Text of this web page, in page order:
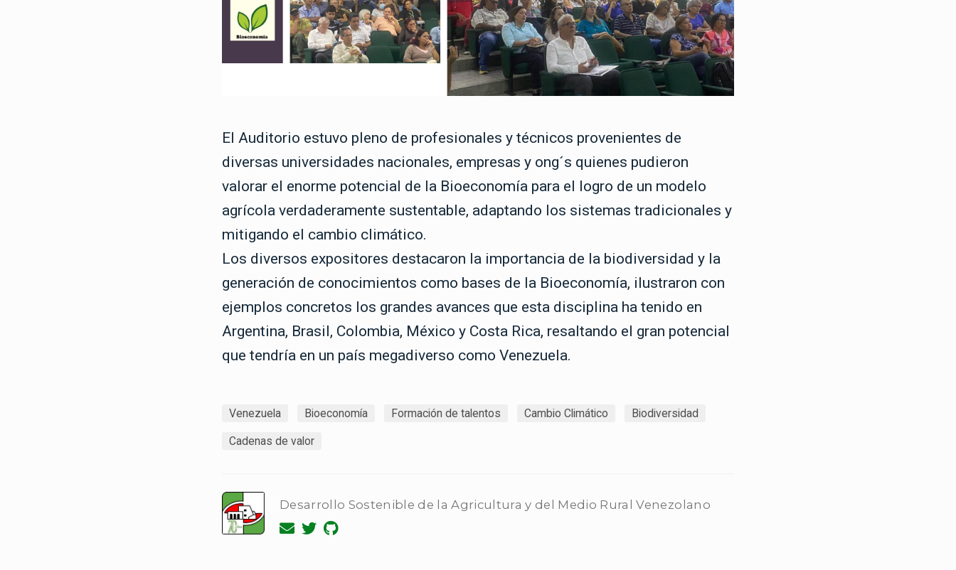
El Auditorio estuvo pleno de profesionales y técnicos provenientes de
diversas universidades nacionales, empresas y ong´s quienes pudieron
valorar el enorme potencial de la Bioeconomía para el logro de un modelo
agrícola verdaderamente sustentable, adaptando los sistemas tradicionales y
mitigando el cambio climático.
Los diversos expositores destacaron la importancia de la biodiversidad y la
generación de conocimientos como bases de la Bioeconomía, ilustraron con
ejemplos concretos los grandes avances que esta disciplina ha tenido en
Argentina, Brasil, Colombia, México y Costa Rica, resaltando el gran potencial
que tendría en un país megadiverso como Venezuela.
Venezuela Bioeconomía Formación de talentos Cambio Climático Biodiversidad
Cadenas de valor
Desarrollo Sostenible de la Agricultura y del Medio Rural Venezolano